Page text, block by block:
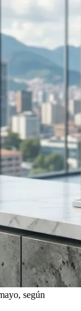
según